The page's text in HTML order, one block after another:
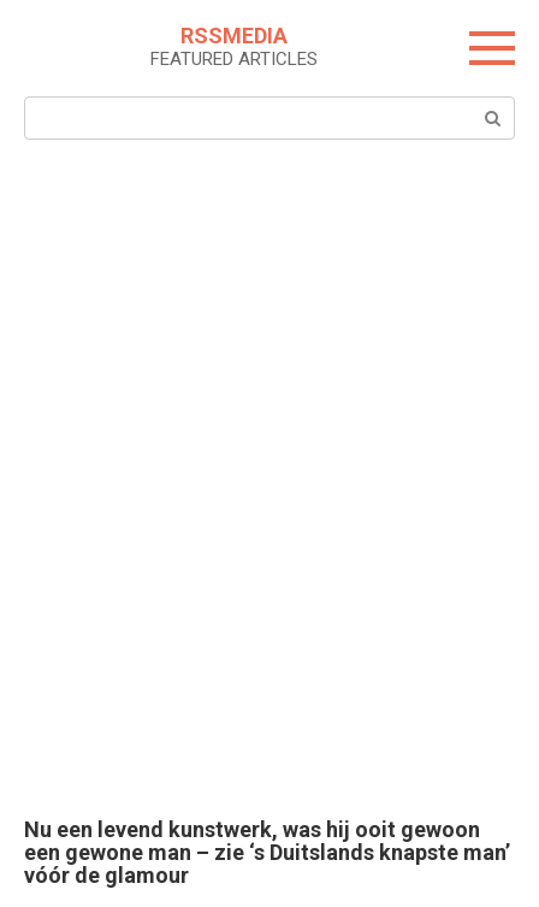
RSSMEDIA
FEATURED ARTICLES
Search:
Nu een levend kunstwerk, was hij ooit gewoon
een gewone man – zie ‘s Duitslands knapste man’
vóór de glamour